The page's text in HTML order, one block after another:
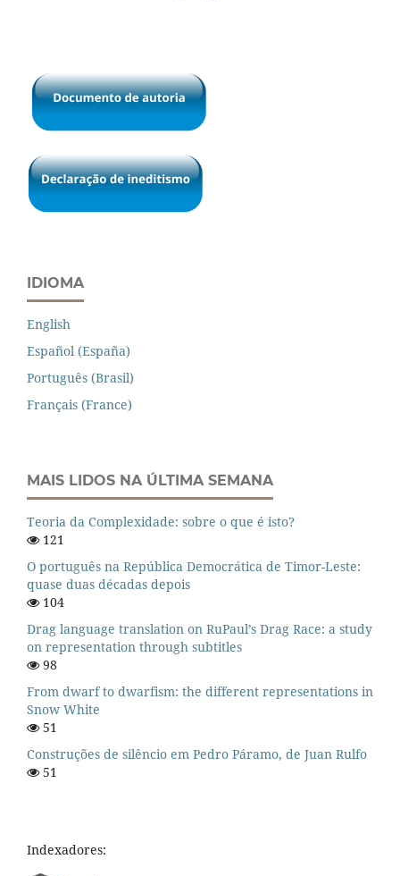
IDIOMA
English
Español (España)
Português (Brasil)
Français (France)
MAIS LIDOS NA ÚLTIMA SEMANA
Teoria da Complexidade: sobre o que é isto?
121
O português na República Democrática de Timor-Leste:
quase duas décadas depois
104
Drag language translation on RuPaul’s Drag Race: a study
on representation through subtitles
98
From dwarf to dwarfism: the different representations in
Snow White
51
Construções de silêncio em Pedro Páramo, de Juan Rulfo
51
Indexadores: